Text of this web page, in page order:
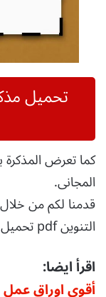
تحميل
المجانى.
قدمنا لكم من خلال
التنوين pdf تحميل مباشر نتمنى أن نكون قد افدناكم
اقرأ ايضا: